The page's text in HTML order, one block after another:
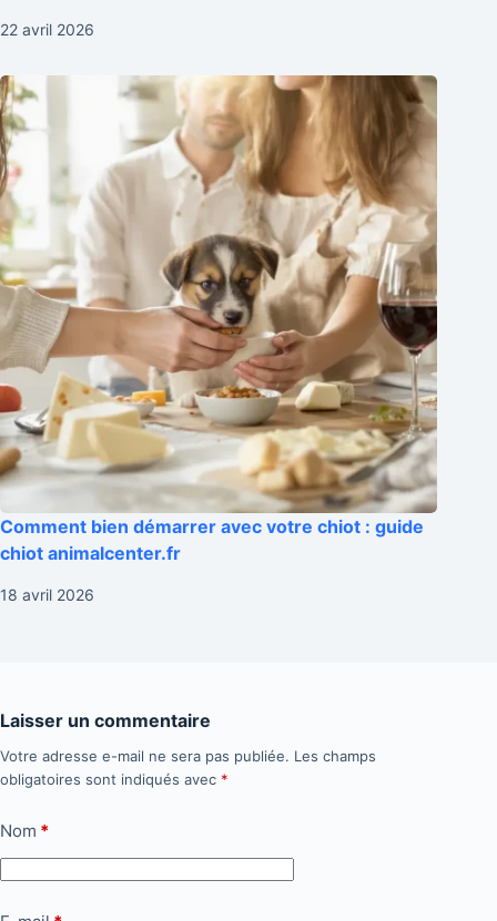
22 avril 2026
Comment bien démarrer avec votre chiot : guide
chiot animalcenter.fr
18 avril 2026
Laisser un commentaire
Votre adresse e-mail ne sera pas publiée. Les champs
obligatoires sont indiqués avec *
Nom *